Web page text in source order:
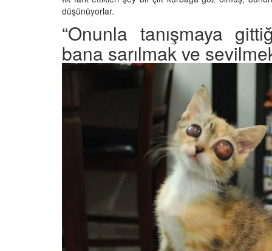
düşünüyorlar.
“Onunla tanışmaya
bana sarılmak ve